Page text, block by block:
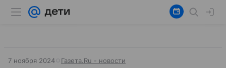
7 ноября 2024 Газета.Ru - новости